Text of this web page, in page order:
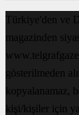
Türkiye'den ve
magazinden
gösterilmeden
kopyalanamaz,
kişi/kişiler için